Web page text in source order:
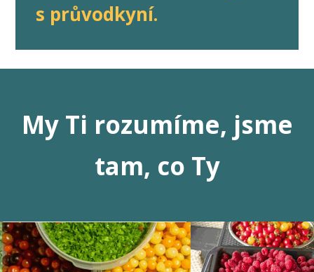
s průvodkyní.
My Ti rozumíme, jsme
tam, co Ty